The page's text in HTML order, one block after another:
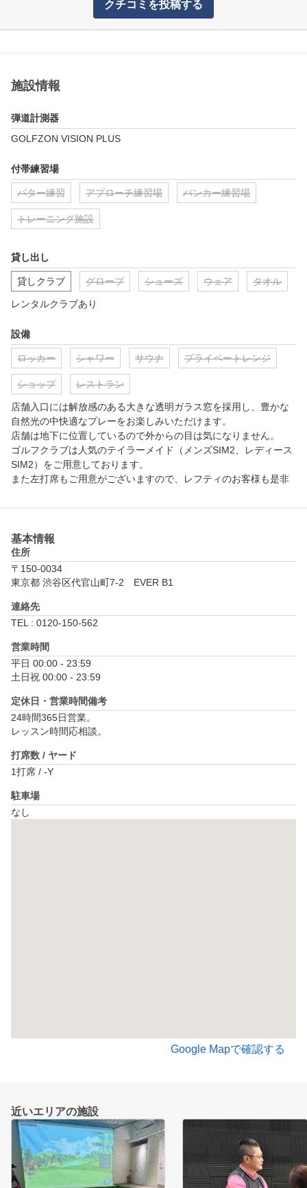
クチコミを投稿する
施設情報
弾道計測器
付帯練習場
パター練習 アプローチ練習場 バンカー練習場
トレーニング施設
貸し出し
貸しクラブ グローブ シューズ ウェア タオル
レンタルクラブあり
設備
ロッカー シャワー サウナ プライベートレンジ
ショップ レストラン
店舗入口には解放感のある大きな透明ガラス窓を採用し、豊かな
自然光の中快適なプレーをお楽しみいただけます。
店舗は地下に位置しているので外からの目は気になりません。
ゴルフクラブは人気のテイラーメイド（メンズSIM2、レディース
SIM2）をご用意しております。
また左打席もご用意がございますので、レフティのお客様も是非
基本情報
住所
〒150-0034
東京都 渋谷区代官山町7-2　EVER B1
連絡先
TEL : 0120-150-562
営業時間
平日 00:00 - 23:59
土日祝 00:00 - 23:59
定休日・営業時間備考
24時間365日営業。
打席数 / ヤード
1打席 / -Y
駐車場
なし
Google Mapで確認する
近いエリアの施設